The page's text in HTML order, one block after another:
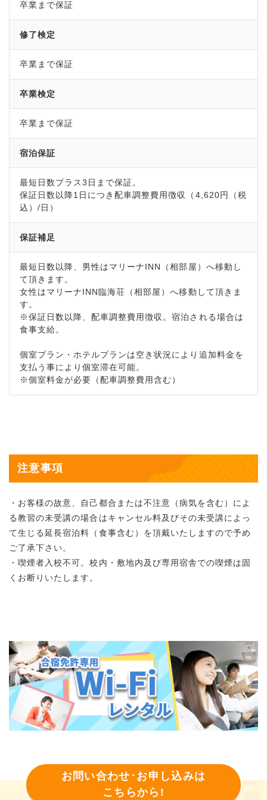
卒業まで保証
修了検定
卒業まで保証
卒業検定
卒業まで保証
宿泊保証
最短日数プラス3日まで保証。
保証日数以降1日につき配車調整費用徴収（4,620円（税
込）/日）
保証補足
最短日数以降、男性はマリーナINN（相部屋）へ移動し
て頂きます。
女性はマリーナINN臨海荘（相部屋）へ移動して頂きま
す。
※保証日数以降、配車調整費用徴収。宿泊される場合は
食事支給。
個室プラン・ホテルプランは空き状況により追加料金を
支払う事により個室滞在可能。
※個室料金が必要（配車調整費用含む）
注意事項
・お客様の故意、自己都合または不注意（病気を含む）によ
る教習の未受講の場合はキャンセル料及びその未受講によっ
て生じる延長宿泊料（食事含む）を頂戴いたしますので予め
ご了承下さい。
・喫煙者入校不可。校内・敷地内及び専用宿舎での喫煙は固
くお断りいたします。
お問い合わせ･お申し込みは
こちらから!